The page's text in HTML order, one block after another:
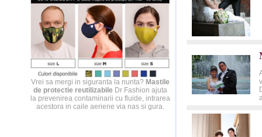
Vrei sa mergi in siguranta la nunta? Mastile
de protectie reutilizabile Dr Fashion ajuta
la prevenirea contaminarii cu fluide, intrarea
acestora in caile aeriene via nas si gura.